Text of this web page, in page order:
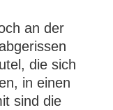
an der
die sich
in einen
sind die